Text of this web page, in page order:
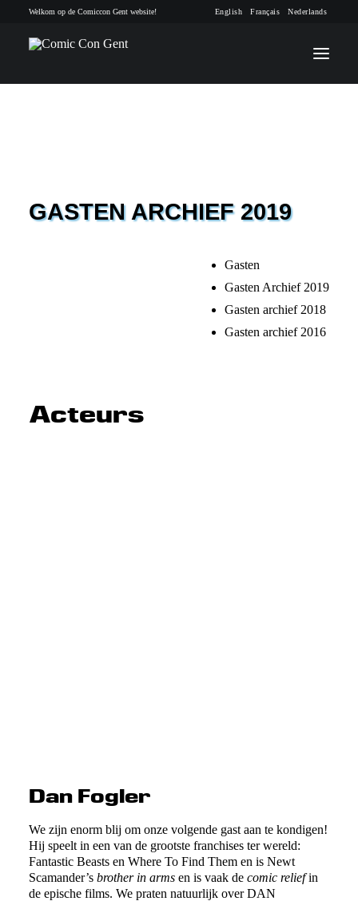
Welkom op de Comiccon Gent website! English Français Nederlands
GASTEN
CONTACT
GASTEN ARCHIEF 2019
Gasten
Gasten Archief 2019
Gasten archief 2018
Gasten archief 2016
Acteurs
Dan Fogler
We zijn enorm blij om onze volgende gast aan te kondigen!
Hij speelt in een van de grootste franchises ter wereld:
Fantastic Beasts en Where To Find Them en is Newt
Scamander’s brother in arms en is vaak de comic reliefin
de epische films. We praten natuurlijk over DAN